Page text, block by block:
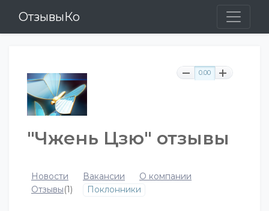
ОтзывыКо
0.00
"Чжень Цзю" отзывы
Новости Вакансии
О компании
Отзывы(1) Поклонники